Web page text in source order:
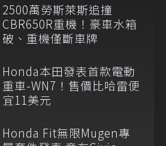
2500萬勞斯萊斯追撞
CBR650R重機！豪車水箱
破、重機僅斷車牌
Honda本田發表首款電動
重車-WN7！售價比哈雷便
宜11美元
Honda Fit無限Mugen專